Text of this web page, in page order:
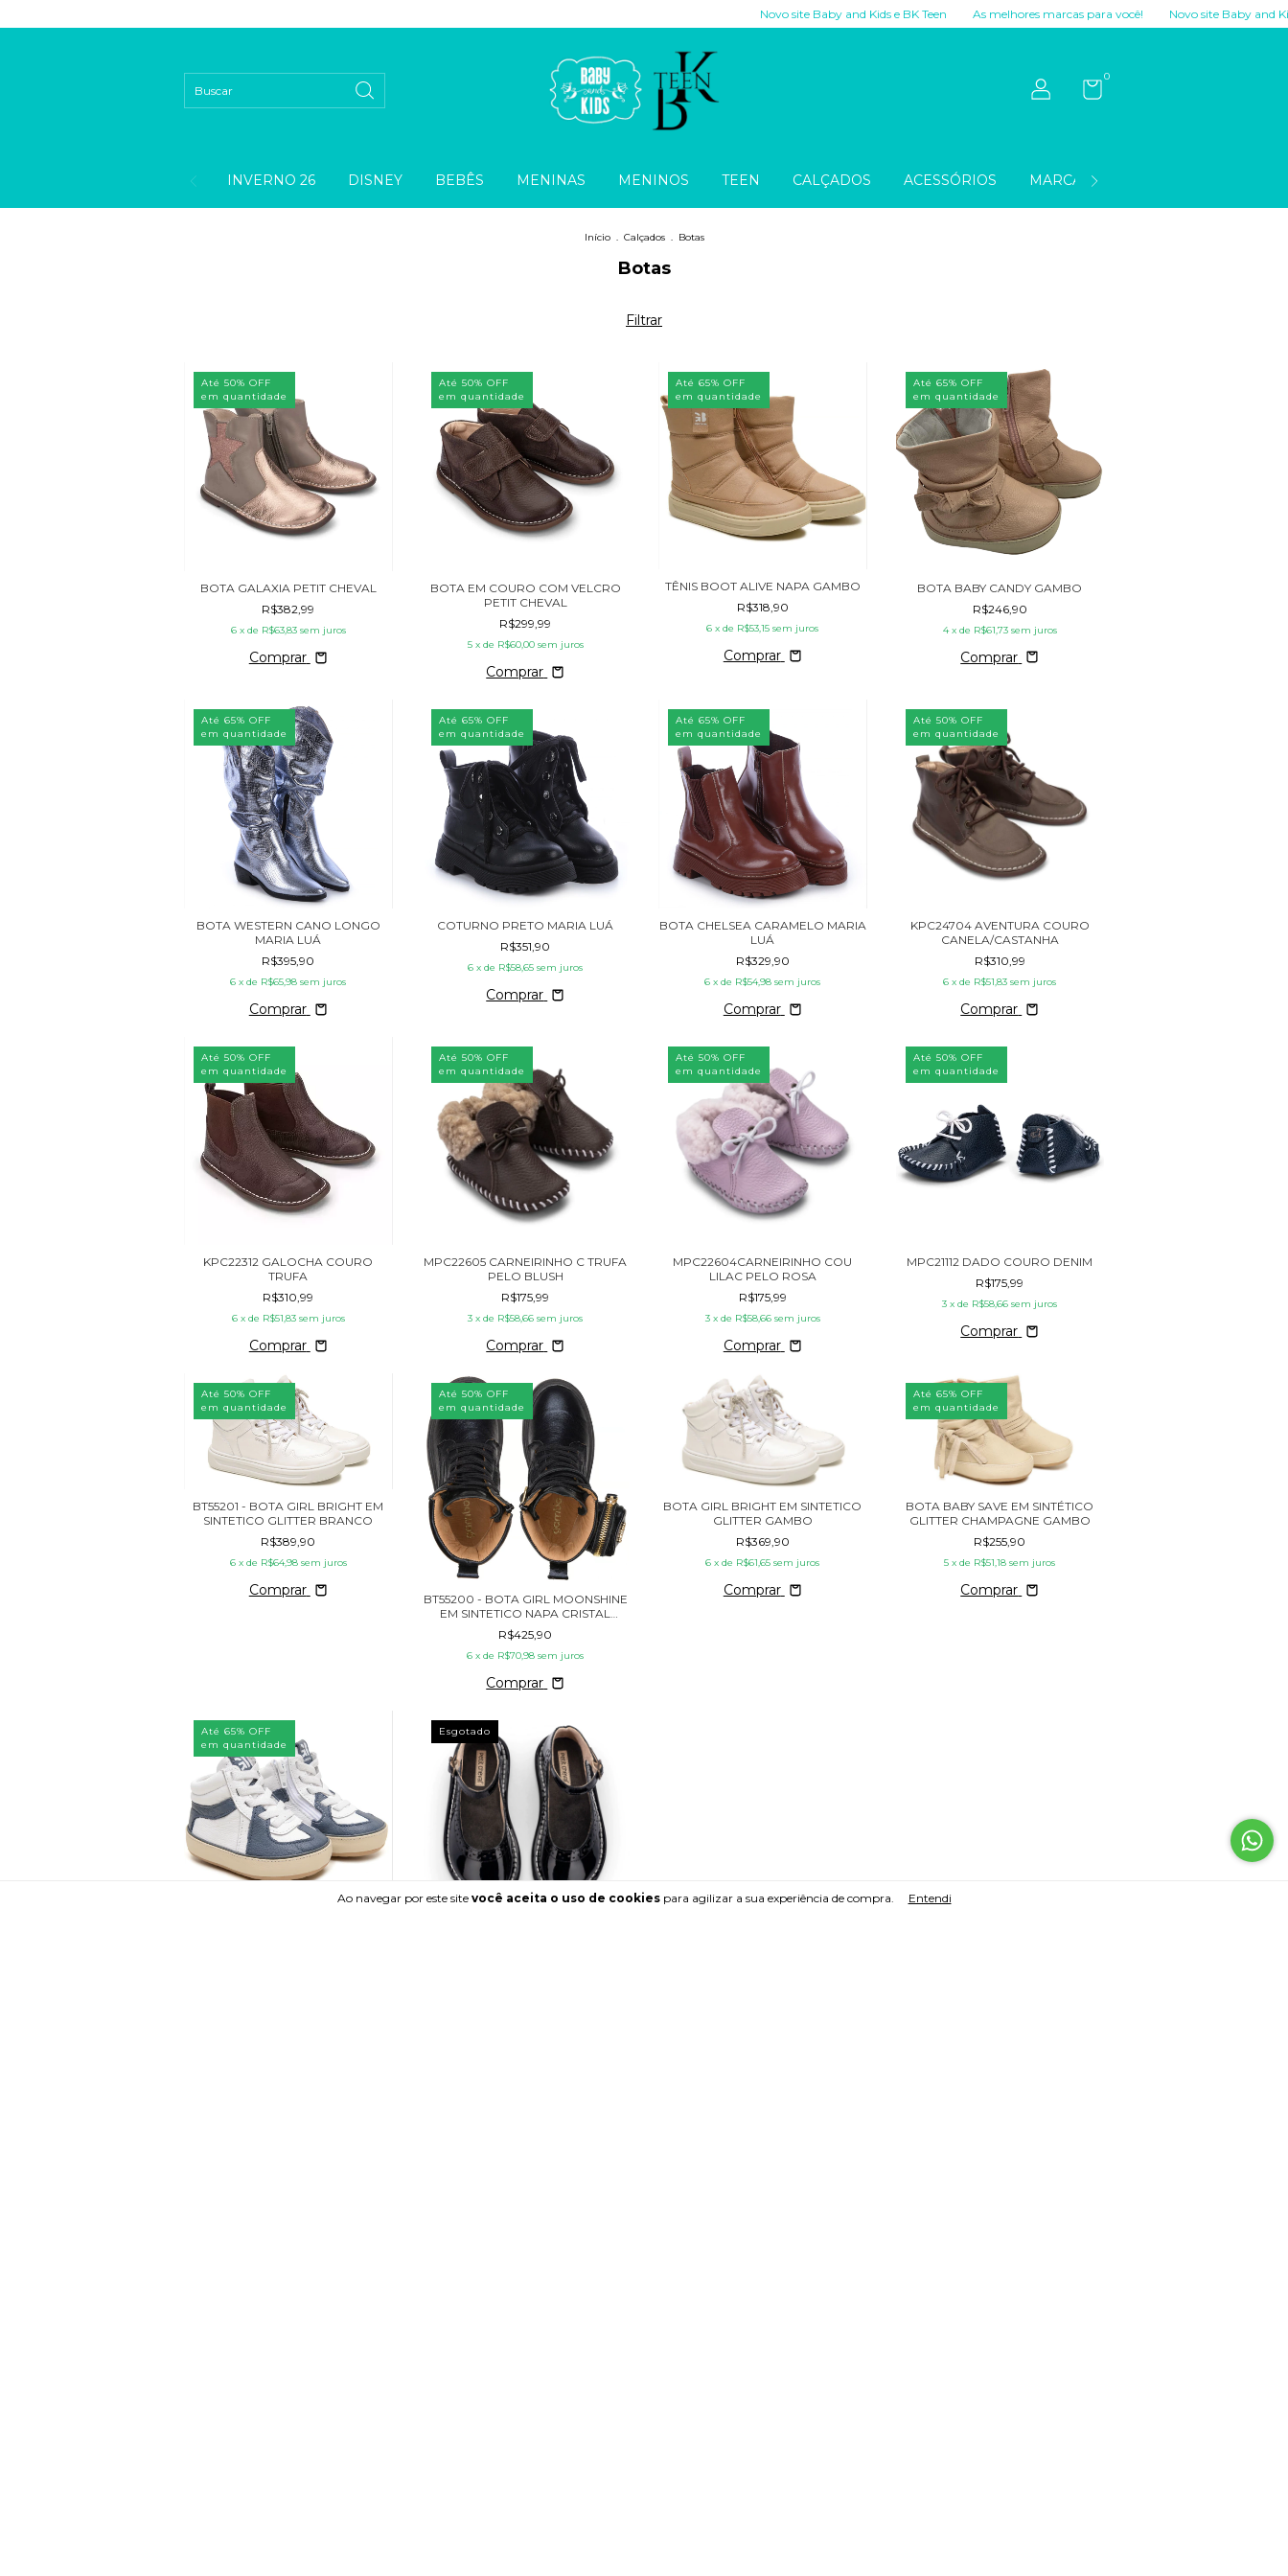
Novo site Baby and Kids e BK Teen As melhores marcas para você! Novo site Baby and Kids e BK
0
INVERNO 26 DISNEY BEBÊS MENINAS MENINOS TEEN CALÇADOS ACESSÓRIOS MARCAS
Ao navegar por este site você aceita o uso de cookiespara agilizar a sua experiência de compra. Entendi
Início . Calçados . Botas
Botas
Filtrar
Até 50% OFF
em quantidade
BOTA GALAXIA PETIT CHEVAL
R$382,99
6 x de R$63,83 sem juros
Comprar
Até 50% OFF
em quantidade
BOTA EM COURO COM VELCRO
PETIT CHEVAL
R$299,99
5 x de R$60,00 sem juros
Comprar
Até 65% OFF
em quantidade
TÊNIS BOOT ALIVE NAPA GAMBO
R$318,90
6 x de R$53,15 sem juros
Comprar
Até 65% OFF
em quantidade
BOTA BABY CANDY GAMBO
R$246,90
4 x de R$61,73 sem juros
Comprar
Até 65% OFF
em quantidade
BOTA WESTERN CANO LONGO
MARIA LUÁ
R$395,90
6 x de R$65,98 sem juros
Comprar
Até 65% OFF
em quantidade
COTURNO PRETO MARIA LUÁ
R$351,90
6 x de R$58,65 sem juros
Comprar
Até 65% OFF
em quantidade
BOTA CHELSEA CARAMELO MARIA
LUÁ
R$329,90
6 x de R$54,98 sem juros
Comprar
Até 50% OFF
em quantidade
KPC24704 AVENTURA COURO
CANELA/CASTANHA
R$310,99
6 x de R$51,83 sem juros
Comprar
Até 50% OFF
em quantidade
KPC22312 GALOCHA COURO
TRUFA
R$310,99
6 x de R$51,83 sem juros
Comprar
Até 50% OFF
em quantidade
MPC22605 CARNEIRINHO C TRUFA
PELO BLUSH
R$175,99
3 x de R$58,66 sem juros
Comprar
Até 50% OFF
em quantidade
MPC22604CARNEIRINHO COU
LILAC PELO ROSA
R$175,99
3 x de R$58,66 sem juros
Comprar
Até 50% OFF
em quantidade
MPC21112 DADO COURO DENIM
R$175,99
3 x de R$58,66 sem juros
Comprar
Até 50% OFF
em quantidade
BT55201 - BOTA GIRL BRIGHT EM
SINTETICO GLITTER BRANCO
R$389,90
6 x de R$64,98 sem juros
Comprar
Até 50% OFF
em quantidade
BT55200 - BOTA GIRL MOONSHINE
EM SINTETICO NAPA CRISTAL
PRETO
R$425,90
6 x de R$70,98 sem juros
Comprar
BOTA GIRL BRIGHT EM SINTETICO
GLITTER GAMBO
R$369,90
6 x de R$61,65 sem juros
Comprar
Até 65% OFF
em quantidade
BOTA BABY SAVE EM SINTÉTICO
GLITTER CHAMPAGNE GAMBO
R$255,90
5 x de R$51,18 sem juros
Comprar
Até 65% OFF
em quantidade
Esgotado